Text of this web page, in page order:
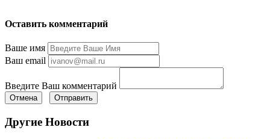
Оставить комментарий
Ваше имя
Ваш email
Введите Ваш комментарий
Отмена Отправить
Другие Новости